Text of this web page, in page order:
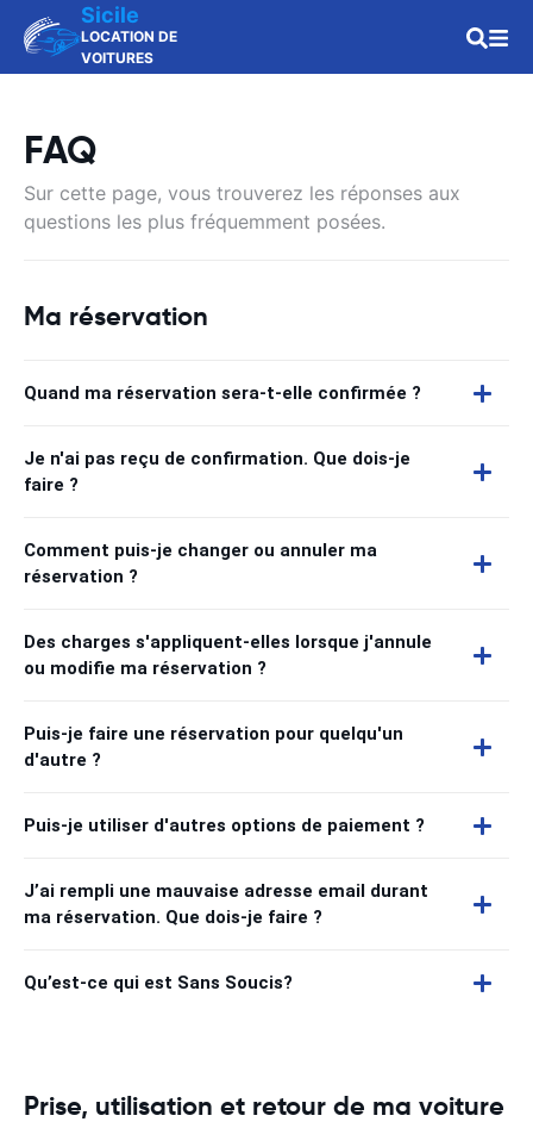
Sicile
LOCATION DE
VOITURES
FAQ
Sur cette page, vous trouverez les réponses aux
questions les plus fréquemment posées.
Ma réservation
Quand ma réservation sera-t-elle confirmée ?
Je n'ai pas reçu de confirmation. Que dois-je
faire ?
Comment puis-je changer ou annuler ma
réservation ?
Des charges s'appliquent-elles lorsque j'annule
ou modifie ma réservation ?
Puis-je faire une réservation pour quelqu'un
d'autre ?
Puis-je utiliser d'autres options de paiement ?
J’ai rempli une mauvaise adresse email durant
ma réservation. Que dois-je faire ?
Qu’est-ce qui est Sans Soucis?
Prise, utilisation et retour de ma voiture